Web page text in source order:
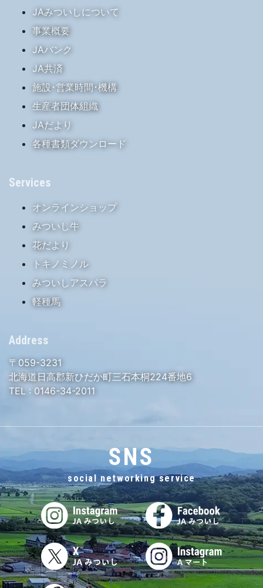
JAみついしについて
事業概要
JAバンク
JA共済
施設･営業時間･機構
生産者団体組織
JAだより
各種書類ダウンロード
Services
オンラインショップ
みついし牛
花だより
トキノミノル
みついしアスパラ
軽種馬
Address
〒059-3231
北海道日高郡新ひだか町三石本桐224番地6
TEL : 0146-34-2011
SNS
social networking service